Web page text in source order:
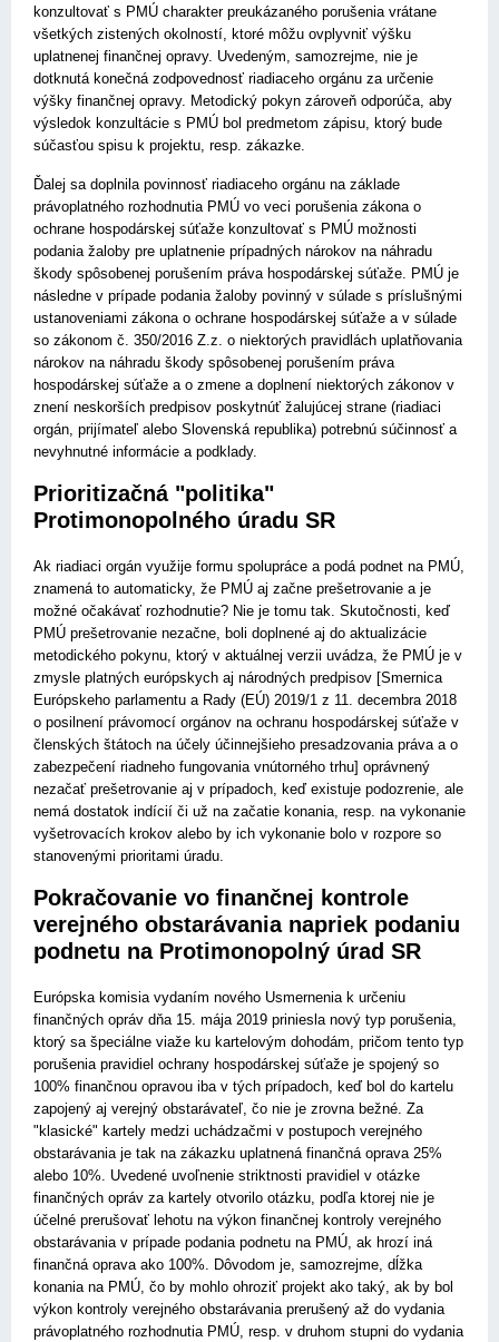
konzultovať s PMÚ charakter preukázaného porušenia vrátane
všetkých zistených okolností, ktoré môžu ovplyvniť výšku
uplatnenej finančnej opravy. Uvedeným, samozrejme, nie je
dotknutá konečná zodpovednosť riadiaceho orgánu za určenie
výšky finančnej opravy. Metodický pokyn zároveň odporúča, aby
výsledok konzultácie s PMÚ bol predmetom zápisu, ktorý bude
súčasťou spisu k projektu, resp. zákazke.
Ďalej sa doplnila povinnosť riadiaceho orgánu na základe
právoplatného rozhodnutia PMÚ vo veci porušenia zákona o
ochrane hospodárskej súťaže konzultovať s PMÚ možnosti
podania žaloby pre uplatnenie prípadných nárokov na náhradu
škody spôsobenej porušením práva hospodárskej súťaže. PMÚ je
následne v prípade podania žaloby povinný v súlade s príslušnými
ustanoveniami zákona o ochrane hospodárskej súťaže a v súlade
so zákonom č. 350/2016 Z.z. o niektorých pravidlách uplatňovania
nárokov na náhradu škody spôsobenej porušením práva
hospodárskej súťaže a o zmene a doplnení niektorých zákonov v
znení neskorších predpisov poskytnúť žalujúcej strane (riadiaci
orgán, prijímateľ alebo Slovenská republika) potrebnú súčinnosť a
nevyhnutné informácie a podklady.
Prioritizačná "politika"
Protimonopolného úradu SR
Ak riadiaci orgán využije formu spolupráce a podá podnet na PMÚ,
znamená to automaticky, že PMÚ aj začne prešetrovanie a je
možné očakávať rozhodnutie? Nie je tomu tak. Skutočnosti, keď
PMÚ prešetrovanie nezačne, boli doplnené aj do aktualizácie
metodického pokynu, ktorý v aktuálnej verzii uvádza, že PMÚ je v
zmysle platných európskych aj národných predpisov [Smernica
Európskeho parlamentu a Rady (EÚ) 2019/1 z 11. decembra 2018
o posilnení právomocí orgánov na ochranu hospodárskej súťaže v
členských štátoch na účely účinnejšieho presadzovania práva a o
zabezpečení riadneho fungovania vnútorného trhu] oprávnený
nezačať prešetrovanie aj v prípadoch, keď existuje podozrenie, ale
nemá dostatok indícií či už na začatie konania, resp. na vykonanie
vyšetrovacích krokov alebo by ich vykonanie bolo v rozpore so
stanovenými prioritami úradu.
Pokračovanie vo finančnej kontrole
verejného obstarávania napriek podaniu
podnetu na Protimonopolný úrad SR
Európska komisia vydaním nového Usmernenia k určeniu
finančných opráv dňa 15. mája 2019 priniesla nový typ porušenia,
ktorý sa špeciálne viaže ku kartelovým dohodám, pričom tento typ
porušenia pravidiel ochrany hospodárskej súťaže je spojený so
100% finančnou opravou iba v tých prípadoch, keď bol do kartelu
zapojený aj verejný obstarávateľ, čo nie je zrovna bežné. Za
"klasické" kartely medzi uchádzačmi v postupoch verejného
obstarávania je tak na zákazku uplatnená finančná oprava 25%
alebo 10%. Uvedené uvoľnenie striktnosti pravidiel v otázke
finančných opráv za kartely otvorilo otázku, podľa ktorej nie je
účelné prerušovať lehotu na výkon finančnej kontroly verejného
obstarávania v prípade podania podnetu na PMÚ, ak hrozí iná
finančná oprava ako 100%. Dôvodom je, samozrejme, dĺžka
konania na PMÚ, čo by mohlo ohroziť projekt ako taký, ak by bol
výkon kontroly verejného obstarávania prerušený až do vydania
právoplatného rozhodnutia PMÚ, resp. v druhom stupni do vydania